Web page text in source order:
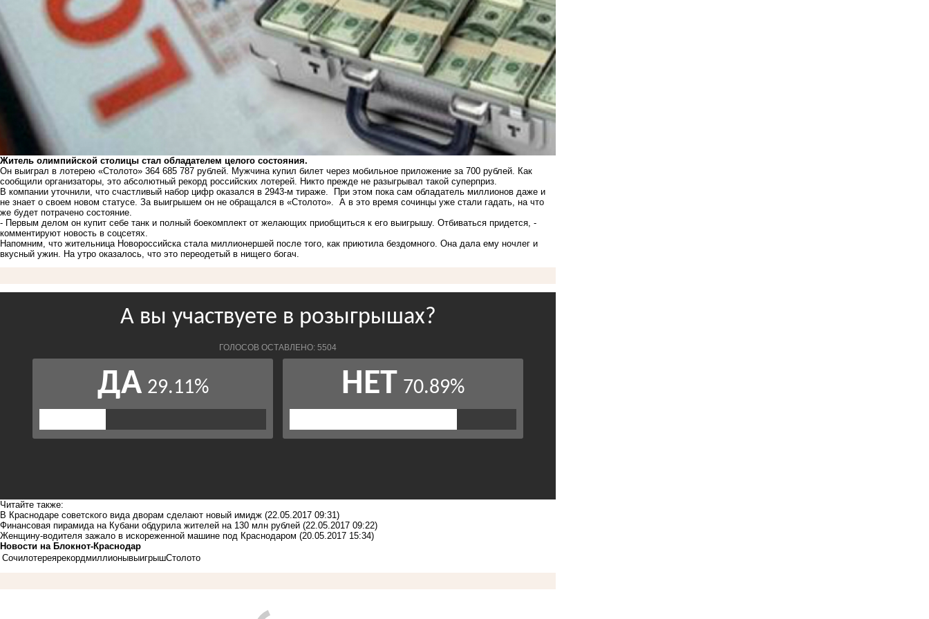
Житель олимпийской столицы стал обладателем целого состояния.
Он выиграл в лотерею «Столото» 364 685 787 рублей. Мужчина купил билет через мобильное приложение за 700 рублей. Как
сообщили организаторы, это абсолютный рекорд российских лотерей. Никто прежде не разыгрывал такой суперприз.
В компании уточнили, что счастливый набор цифр оказался в 2943-м тираже. При этом пока сам обладатель миллионов даже и
не знает о своем новом статусе. За выигрышем он не обращался в «Столото». А в это время сочинцы уже стали гадать, на что
же будет потрачено состояние.
- Первым делом он купит себе танк и полный боекомплект от желающих приобщиться к его выигрышу. Отбиваться придется, -
комментируют новость в соцсетях.
Напомним, что жительница Новороссийска стала миллионершей после того, как приютила бездомного. Она дала ему ночлег и
вкусный ужин. На утро оказалось, что это переодетый в нищего богач.
Читайте также:
В Краснодаре советского вида дворам сделают новый имидж (22.05.2017 09:31)
Финансовая пирамида на Кубани обдурила жителей на 130 млн рублей (22.05.2017 09:22)
Женщину-водителя зажало в искореженной машине под Краснодаром (20.05.2017 15:34)
Новости на Блoкнoт-Краснодар
СочилотереярекордмиллионывыигрышСтолото